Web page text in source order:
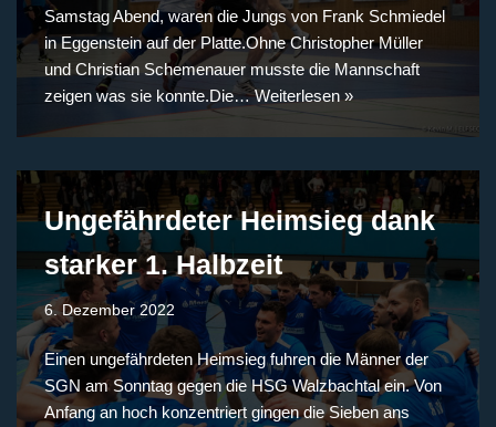
Samstag Abend, waren die Jungs von Frank Schmiedel
in Eggenstein auf der Platte.Ohne Christopher Müller
und Christian Schemenauer musste die Mannschaft
zeigen was sie konnte.Die…Weiterlesen »
Ungefährdeter Heimsieg dank
starker 1. Halbzeit
6. Dezember 2022
Einen ungefährdeten Heimsieg fuhren die Männer der
SGN am Sonntag gegen die HSG Walzbachtal ein. Von
Anfang an hoch konzentriert gingen die Sieben ans